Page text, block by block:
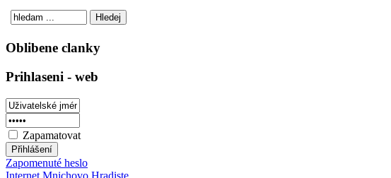
Oblibene clanky
Prihlaseni - web
Zapamatovat
Zapomenuté heslo
Internet Mnichovo Hradiste